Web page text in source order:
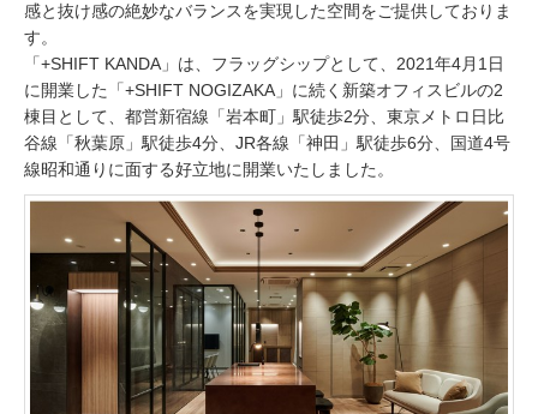
感と抜け感の絶妙なバランスを実現した空間をご提供しておりま
す。
「+SHIFT KANDA」は、フラッグシップとして、2021年4月1日
に開業した「+SHIFT NOGIZAKA」に続く新築オフィスビルの2
棟目として、都営新宿線「岩本町」駅徒歩2分、東京メトロ日比
谷線「秋葉原」駅徒歩4分、JR各線「神田」駅徒歩6分、国道4号
線昭和通りに面する好立地に開業いたしました。